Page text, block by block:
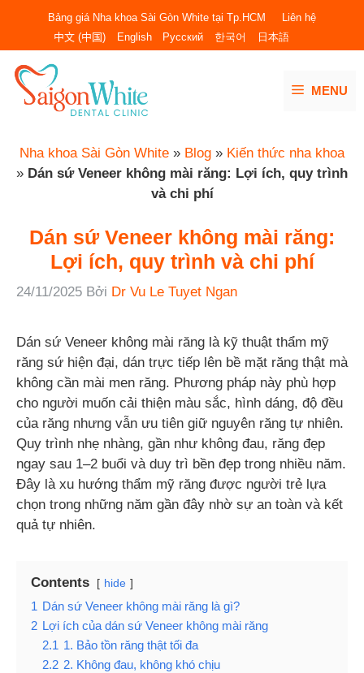
nội
dung
Bảng giá Nha khoa Sài Gòn White tại Tp.HCM
Liên hệ
中文 (中国)
English Русский 한국어 日本語
MENU
Nha khoa Sài Gòn White » Blog » Kiến thức nha khoa
» Dán sứ Veneer không mài răng: Lợi ích, quy trình
và chi phí
Dán sứ Veneer không mài răng:
Lợi ích, quy trình và chi phí
24/11/2025 Bởi Dr Vu Le Tuyet Ngan
Dán sứ Veneer không mài răng là kỹ thuật thẩm mỹ
răng sứ hiện đại, dán trực tiếp lên bề mặt răng thật mà
không cần mài men răng. Phương pháp này phù hợp
cho người muốn cải thiện màu sắc, hình dáng, độ đều
của răng nhưng vẫn ưu tiên giữ nguyên răng tự nhiên.
Quy trình nhẹ nhàng, gần như không đau, răng đẹp
ngay sau 1–2 buổi và duy trì bền đẹp trong nhiều năm.
Đây là xu hướng thẩm mỹ răng được người trẻ lựa
chọn trong những năm gần đây nhờ sự an toàn và kết
quả tự nhiên.
Contents hide
1 Dán sứ Veneer không mài răng là gì?
2 Lợi ích của dán sứ Veneer không mài răng
2.1 1. Bảo tồn răng thật tối đa
2.2 2. Không đau, không khó chịu